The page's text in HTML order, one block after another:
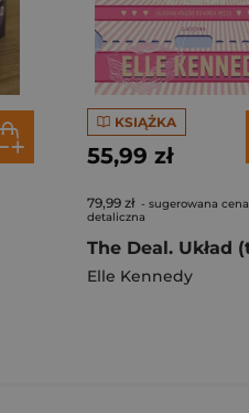
KSIĄŻKA
55,99 zł
79,99 zł - sugerowana cena
detaliczna
Elle Kennedy